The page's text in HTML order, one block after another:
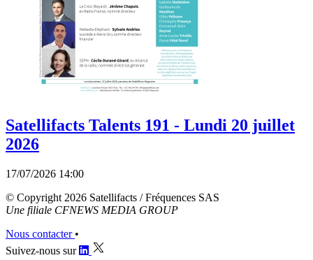
Satellifacts Talents 191 - Lundi 20 juillet
2026
17/07/2026 14:00
© Copyright 2026 Satellifacts / Fréquences SAS
Une filiale CFNEWS MEDIA GROUP
Nous contacter •
Suivez-nous sur